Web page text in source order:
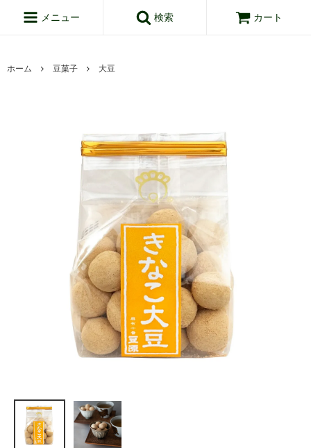
メニュー 検索 カート
ホーム 豆菓子 大豆